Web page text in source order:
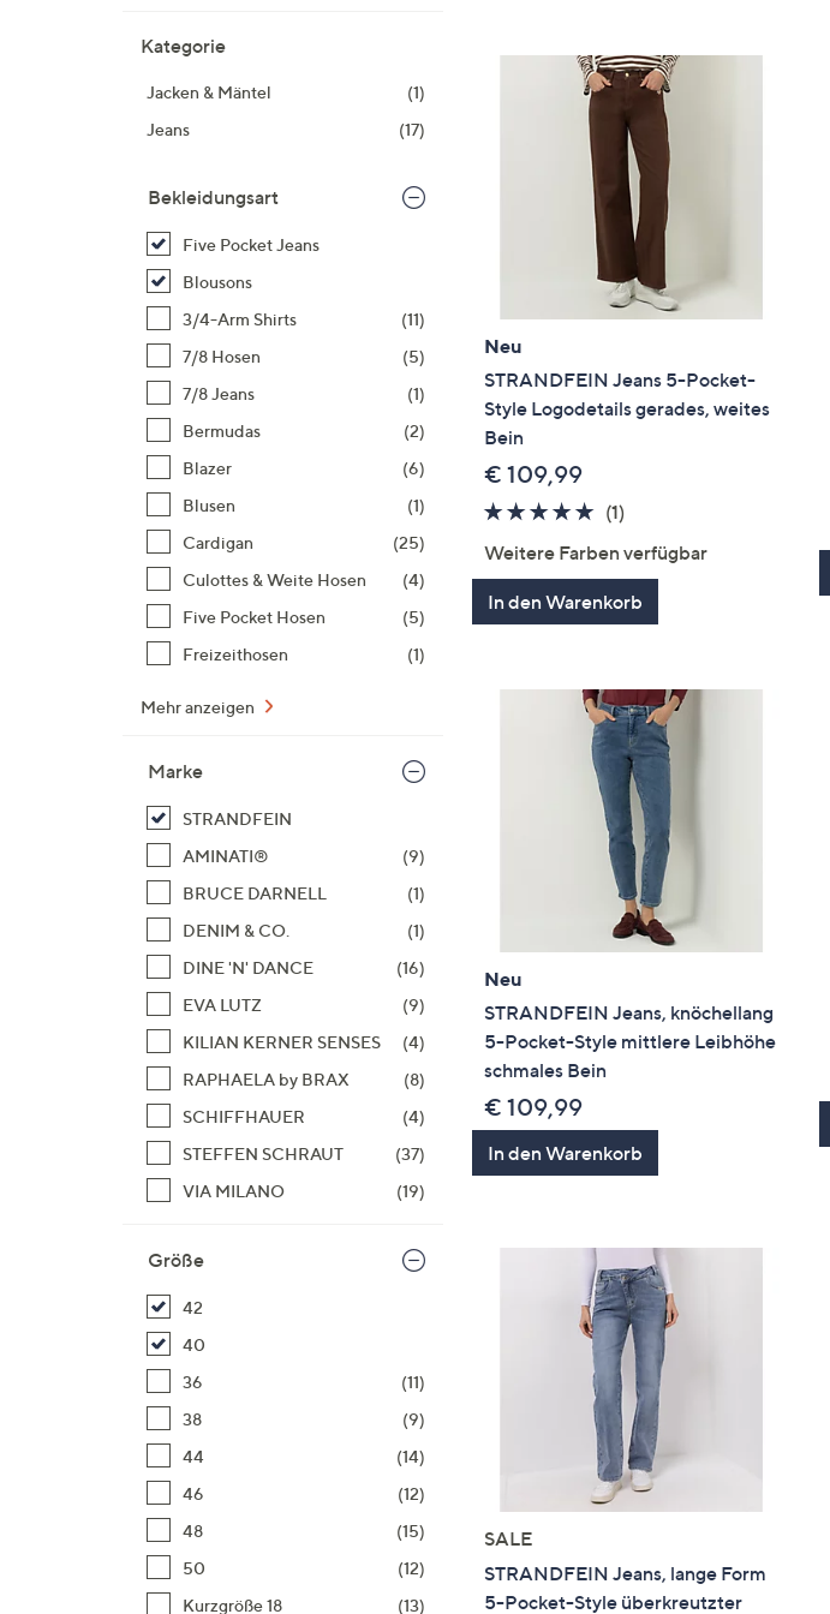
Touch-
Geräten
anzuzeigen.
Kategorie
Jacken & Mäntel
(1)
Jeans
(17)
Bekleidungsart
Five Pocket Jeans
Blousons
3/4-Arm Shirts
(11)
7/8 Hosen
(5)
7/8 Jeans
(1)
Bermudas
(2)
Blazer
(6)
Blusen
(1)
Cardigan
(25)
Culottes & Weite Hosen
(4)
Five Pocket Hosen
(5)
Freizeithosen
(1)
Mehr anzeigen
Marke
STRANDFEIN
AMINATI®
(9)
BRUCE DARNELL
(1)
DENIM & CO.
(1)
DINE 'N' DANCE
(16)
EVA LUTZ
(9)
KILIAN KERNER SENSES
(4)
RAPHAELA by BRAX
(8)
SCHIFFHAUER
(4)
STEFFEN SCHRAUT
(37)
VIA MILANO
(19)
Größe
42
40
36
(11)
38
(9)
44
(14)
46
(12)
48
(15)
50
(12)
Kurzgröße 18
(13)
Neu
STRANDFEIN Jeans 5-Pocket-
Style Logodetails gerades, weites
Bein
€ 109,99
5.0
5
(1)1
Weitere Farben verfügbar
In den Warenkorb
Neu
STRANDFEIN Jeans, knöchellang
5-Pocket-Style mittlere Leibhöhe
schmales Bein
€ 109,99
In den Warenkorb
SALE
STRANDFEIN Jeans, lange Form
5-Pocket-Style überkreutzter